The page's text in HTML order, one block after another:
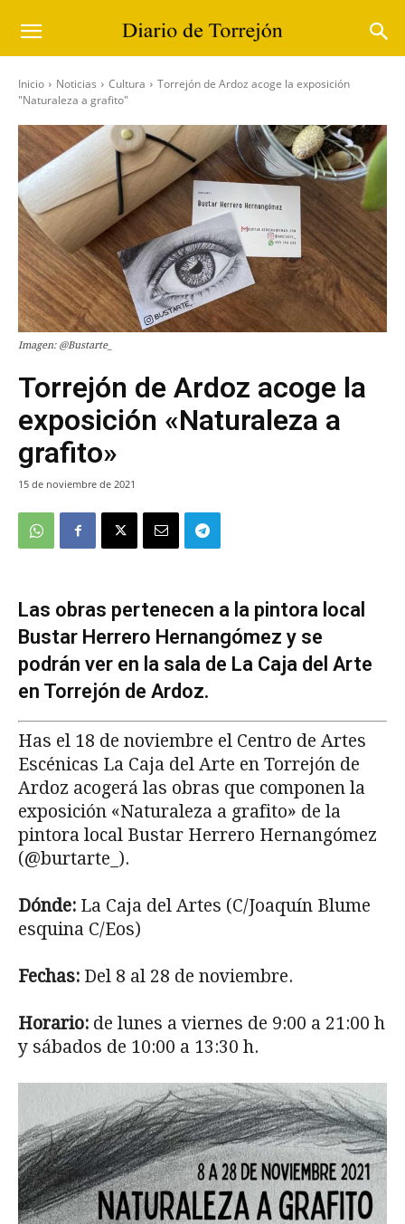
Inicio Noticias Cultura
Torrejón de Ardoz acoge la exposición
"Naturaleza a grafito"
Imagen: @Bustarte_
Torrejón de Ardoz acoge la
exposición «Naturaleza a
grafito»
15 de noviembre de 2021
Las obras pertenecen a la pintora local
Bustar Herrero Hernangómez y se
podrán ver en la sala de La Caja del Arte
en Torrejón de Ardoz.
Has el 18 de noviembre el Centro de Artes
Escénicas La Caja del Arte en Torrejón de
Ardoz acogerá las obras que componen la
exposición «Naturaleza a grafito» de la
pintora local Bustar Herrero Hernangómez
(@burtarte_).
Dónde: La Caja del Artes (C/Joaquín Blume
esquina C/Eos)
Fechas: Del 8 al 28 de noviembre.
Horario: de lunes a viernes de 9:00 a 21:00 h
y sábados de 10:00 a 13:30 h.